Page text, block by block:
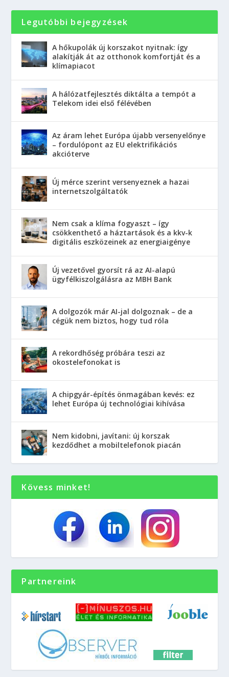
Legutóbbi bejegyzések
A hőkupolák új korszakot nyitnak: így
alakítják át az otthonok komfortját és a
klímapiacot
A hálózatfejlesztés diktálta a tempót a
Telekom idei első félévében
Az áram lehet Európa újabb versenyelőnye
– fordulópont az EU elektrifikációs
akcióterve
Új mérce szerint versenyeznek a hazai
internetszolgáltatók
Nem csak a klíma fogyaszt – így
csökkenthető a háztartások és a kkv-k
digitális eszközeinek az energiaigénye
Új vezetővel gyorsít rá az AI-alapú
ügyfélkiszolgálásra az MBH Bank
A dolgozók már AI-jal dolgoznak – de a
cégük nem biztos, hogy tud róla
A rekordhőség próbára teszi az
okostelefonokat is
A chipgyár-építés önmagában kevés: ez
lehet Európa új technológiai kihívása
Nem kidobni, javítani: új korszak
kezdődhet a mobiltelefonok piacán
Kövess minket!
Partnereink